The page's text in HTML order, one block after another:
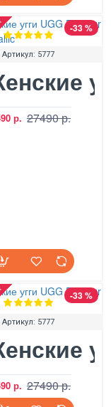
Fox
-33 %
Артикул: 5777
р. 27490 р.
Fox
-33 %
Артикул: 5777
р. 27490 р.